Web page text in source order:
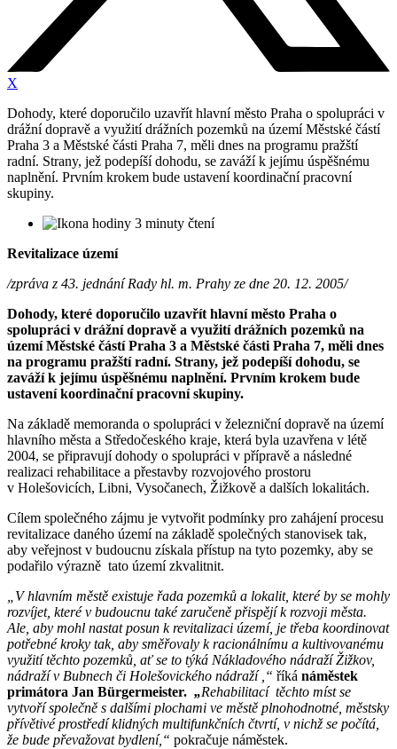
X
Dohody, které doporučilo uzavřít hlavní město Praha o spolupráci v
drážní dopravě a využití drážních pozemků na území Městské částí
Praha 3 a Městské části Praha 7, měli dnes na programu pražští
radní. Strany, jež podepíší dohodu, se zaváží k jejímu úspěšnému
naplnění. Prvním krokem bude ustavení koordinační pracovní
skupiny.
3 minuty čtení
Revitalizace území
/zpráva z 43. jednání Rady hl. m. Prahy ze dne 20. 12. 2005/
Dohody, které doporučilo uzavřít hlavní město Praha o
spolupráci v drážní dopravě a využití drážních pozemků na
území Městské částí Praha 3 a Městské části Praha 7, měli dnes
na programu pražští radní. Strany, jež podepíší dohodu, se
zaváží k jejímu úspěšnému naplnění. Prvním krokem bude
ustavení koordinační pracovní skupiny.
Na základě memoranda o spolupráci v železniční dopravě na území
hlavního města a Středočeského kraje, která byla uzavřena v létě
2004, se připravují dohody o spolupráci v přípravě a následné
realizaci rehabilitace a přestavby rozvojového prostoru
v Holešovicích, Libni, Vysočanech, Žižkově a dalších lokalitách.
Cílem společného zájmu je vytvořit podmínky pro zahájení procesu
revitalizace daného území na základě společných stanovisek tak,
aby veřejnost v budoucnu získala přístup na tyto pozemky, aby se
podařilo výrazně tato území zkvalitnit.
„V hlavním městě existuje řada pozemků a lokalit, které by se mohly
rozvíjet, které v budoucnu také zaručeně přispějí k rozvoji města.
Ale, aby mohl nastat posun k revitalizaci území, je třeba koordinovat
potřebné kroky tak, aby směřovaly k racionálnímu a kultivovanému
využití těchto pozemků, ať se to týká Nákladového nádraží Žižkov,
nádraží v Bubnech či Holešovického nádraží ,“ říká náměstek
primátora Jan Bürgermeister. „Rehabilitací těchto míst se
vytvoří společně s dalšími plochami ve městě plnohodnotné, městsky
přívětivé prostředí klidných multifunkčních čtvrtí, v nichž se počítá,
že bude převažovat bydlení,“ pokračuje náměstek.